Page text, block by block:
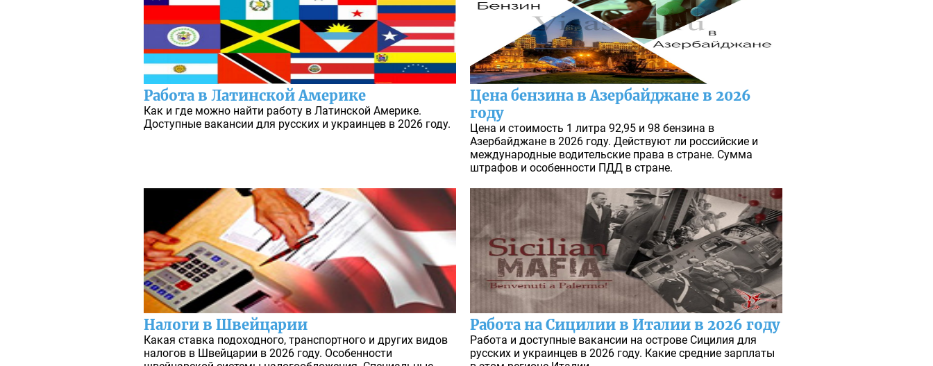
Работа в Латинской Америке
Как и где можно найти работу в Латинской Америке.
Доступные вакансии для русских и украинцев в 2026 году.
Цена бензина в Азербайджане в 2026
году
Цена и стоимость 1 литра 92,95 и 98 бензина в
Азербайджане в 2026 году. Действуют ли российские и
международные водительские права в стране. Сумма
штрафов и особенности ПДД в стране.
Налоги в Швейцарии
Какая ставка подоходного, транспортного и других видов
налогов в Швейцарии в 2026 году. Особенности
Работа на Сицилии в Италии в 2026 году
Работа и доступные вакансии на острове Сицилия для
русских и украинцев в 2026 году. Какие средние зарплаты